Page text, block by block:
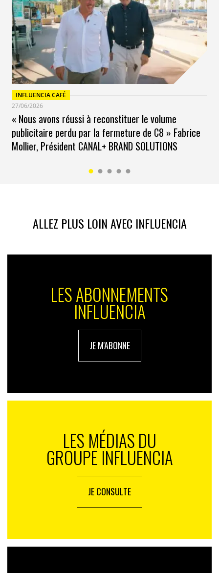
INFLUENCIA CAFÉ
27/06/2026
« Nous avons réussi à reconstituer le volume
publicitaire perdu par la fermeture de C8 » Fabrice
Mollier, Président CANAL+ BRAND SOLUTIONS
ALLEZ PLUS LOIN AVEC INFLUENCIA
LES ABONNEMENTS
INFLUENCIA
JE M'ABONNE
LES MÉDIAS DU
GROUPE INFLUENCIA
JE CONSULTE